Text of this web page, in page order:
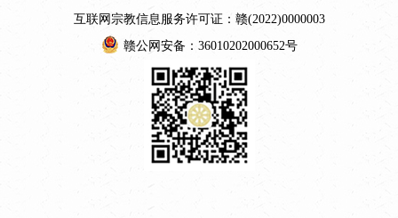
互联网宗教信息服务许可证：赣(2022)0000003
赣公网安备：36010202000652号